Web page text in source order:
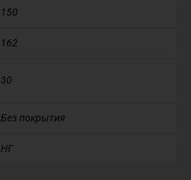
150
162
30
Без покрытия
НГ